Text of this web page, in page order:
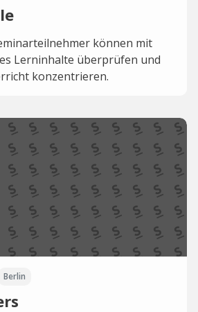
können mit
Lerninhalte überprüfen und
konzentrieren.
Berlin